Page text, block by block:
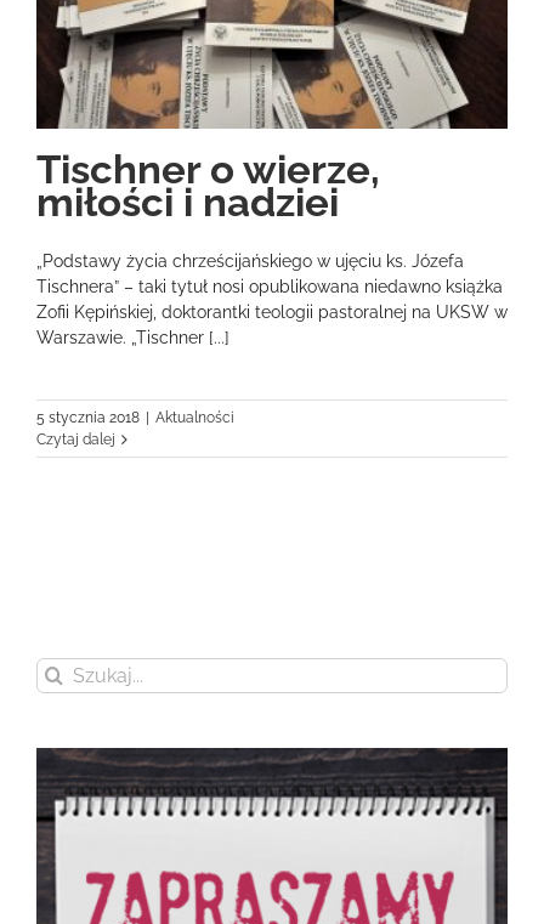
Tischner o wierze,
miłości i nadziei
„Podstawy życia chrześcijańskiego w ujęciu ks. Józefa
Tischnera” – taki tytuł nosi opublikowana niedawno książka
Zofii Kępińskiej, doktorantki teologii pastoralnej na UKSW w
Warszawie. „Tischner [...]
5 stycznia 2018
Aktualności
Czytaj dalej
Szukaj